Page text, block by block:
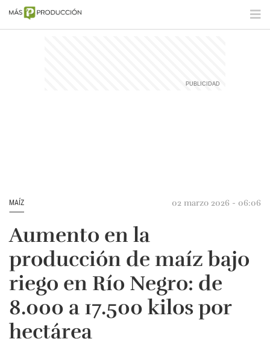
MAÍZ 02 marzo 2026 - 06:06
Aumento en la
producción de maíz bajo
riego en Río Negro: de
8.000 a 17.500 kilos por
hectárea